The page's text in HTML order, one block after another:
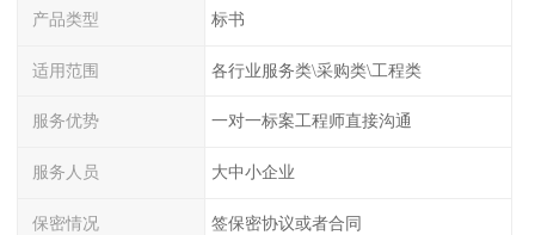
产品类型 标书
适用范围 各行业服务类\采购类\工程类
服务优势 一对一标案工程师直接沟通
服务人员 大中小企业
保密情况 签保密协议或者合同